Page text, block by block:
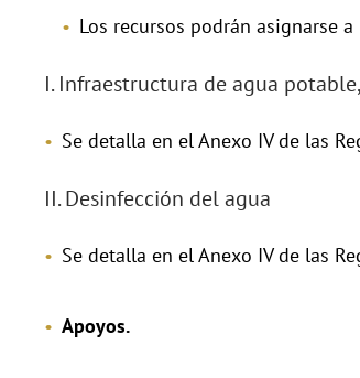
Los recursos podrán asignarse
I. Infraestructura de agua
Se detalla en el Anexo IV de las
II. Desinfección del agua
Se detalla en el Anexo IV de las
Apoyos.